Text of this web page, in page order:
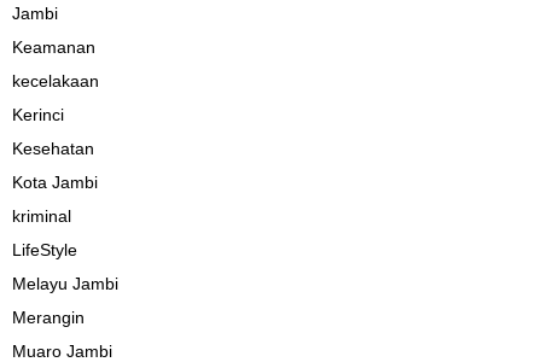
Jambi
Keamanan
kecelakaan
Kerinci
Kesehatan
Kota Jambi
kriminal
LifeStyle
Melayu Jambi
Merangin
Muaro Jambi